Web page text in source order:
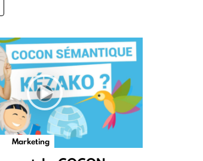
Marketing